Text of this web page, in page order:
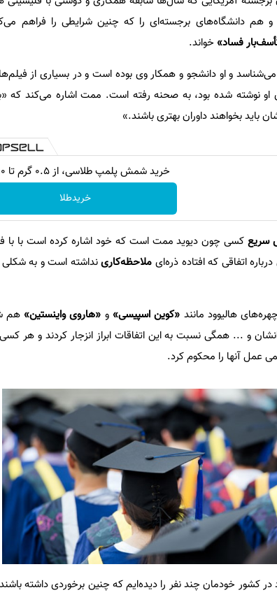
و هم دانشگاه‌های برجسته‌ای را که چنین شرایطی را فراهم
فساد» خواند.
را ۳۵ سال است می‌شناسد و او دانشجو و همکار وی بوده است و در بسیاری از
باید بخواهند داوران بهتری باشند.»
خرید شمش پلمپ طلاسی، از ۰.۵ گرم تا ۱۰ گرم
خریدطلا
سریع
اتفاقی که افتاده ذره‌ای ملاحظه‌کارینداشته است و به شکلی
هالیوود مانند «کوین اسپیسی» و «هاروی واینستین» هم
و ... همگی نسبت به این اتفاقات ابراز انزجار کردند و هر
عمل آنها را محکوم کرد.
کشور خودمان چند نفر را دیده‌ایم که چنین برخوردی داشته